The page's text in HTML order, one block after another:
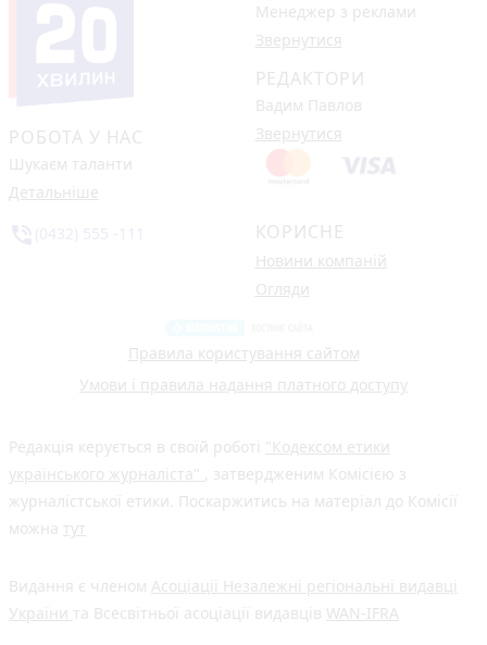
РОБОТА У НАС
Шукаєм таланти
Детальніше
Менеджер з реклами
Звернутися
РЕДАКТОРИ
Вадим Павлов
Звернутися
КОРИСНЕ
Новини компаній
Огляди
Правила користування сайтом
Умови і правила надання платного доступу
Редакція керується в своїй роботі "Кодексом етики
українського журналіста" , затвердженим Комісією з
журналістської етики. Поскаржитись на матеріал до Комісії
можна тут
Видання є членом Асоціації Незалежні регіональні видавці
України та Всесвітньої асоціації видавців WAN-IFRA